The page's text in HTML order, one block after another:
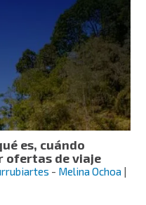
es, cuándo
ofertas de viaje
- Melina Ochoa |